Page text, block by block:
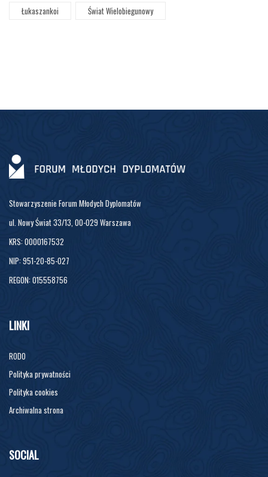
Łukaszankoi
Świat Wielobiegunowy
Stowarzyszenie Forum Młodych Dyplomatów
ul. Nowy Świat 33/13, 00-029 Warszawa
KRS: 0000167532
NIP: 951-20-85-027
REGON: 015558756
LINKI
RODO
Polityka prywatności
Polityka cookies
Archiwalna strona
SOCIAL